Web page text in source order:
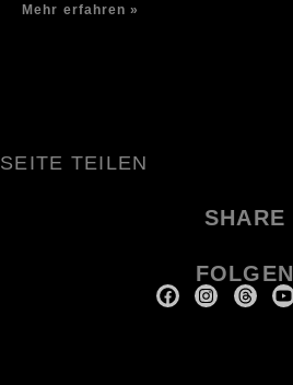
Mehr erfahren »
SEITE TEILEN
SHARE
FOLGEN